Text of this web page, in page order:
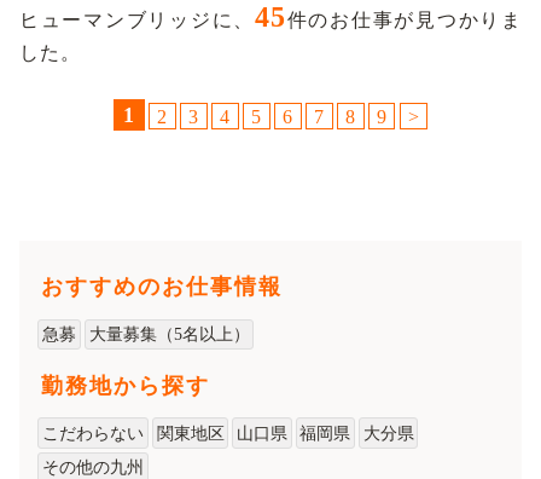
ヒューマンブリッジに、 45件のお仕事が見つかりま
した。
1 2 3 4 5 6 7 8 9 >
おすすめのお仕事情報
急募 大量募集（5名以上）
勤務地から探す
こだわらない 関東地区 山口県 福岡県
大分県
その他の九州